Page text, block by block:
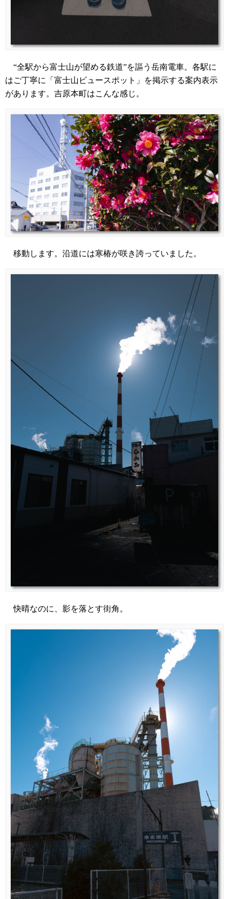
“全駅から富士山が望める鉄道”を謳う岳南電車。各駅に
はご丁寧に「富士山ビュースポット」を掲示する案内表示
があります。吉原本町はこんな感じ。
移動します。沿道には寒椿が咲き誇っていました。
快晴なのに、影を落とす街角。